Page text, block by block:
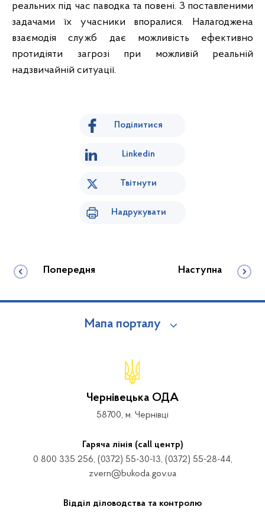
реальних під час паводка та повені. З поставленими
задачами їх учасники впоралися. Налагоджена
взаємодія служб дає можливість ефективно
протидіяти загрозі при можливій реальній
надзвичайній ситуації.
Поділитися
Linkedin
Твітнути
Надрукувати
Попередня Наступна
Мапа порталу
Чернівецька ОДА
58700, м. Чернівці
Гаряча лінія (call центр)
0 800 335 256, (0372) 55-30-13, (0372) 55-28-44,
zvern@bukoda.gov.ua
Відділ діловодства та контролю